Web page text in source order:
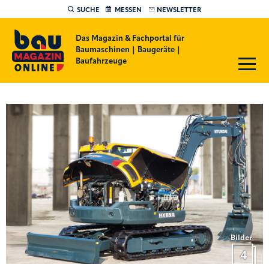
SUCHE MESSEN NEWSLETTER
Das Magazin & Fachportal für
Baumaschinen | Baugeräte |
Baufahrzeuge
Bilder
4